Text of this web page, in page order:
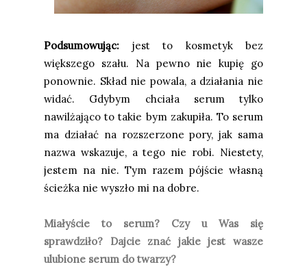
Podsumowując: jest to kosmetyk bez
większego szału. Na pewno nie kupię go
ponownie. Skład nie powala, a działania nie
widać. Gdybym chciała serum tylko
nawilżająco to takie bym zakupiła. To serum
ma działać na rozszerzone pory, jak sama
nazwa wskazuje, a tego nie robi. Niestety,
jestem na nie. Tym razem pójście własną
ścieżka nie wyszło mi na dobre.
Miałyście to serum? Czy u Was się
sprawdziło? Dajcie znać jakie jest wasze
ulubione serum do twarzy?